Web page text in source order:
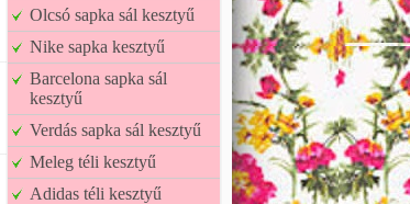
Olcsó sapka sál kesztyű
Nike sapka kesztyű
Barcelona sapka sál
kesztyű
Verdás sapka sál kesztyű
Meleg téli kesztyű
Adidas téli kesztyű